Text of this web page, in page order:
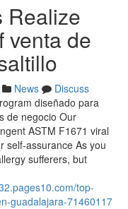
Realize
venta de
News
Discuss
diseñado para
de negocio Our
ASTM F1671 viral
self-assurance As you
sufferers, but
top-
guadalajara-71460117